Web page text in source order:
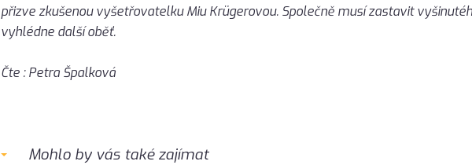
přizve zkušenou vyšetřovatelku Miu Krügerovou. Společně musí zastavit
vyhlédne další oběť.
Čte : Petra Špalková
Mohlo by vás také zajímat